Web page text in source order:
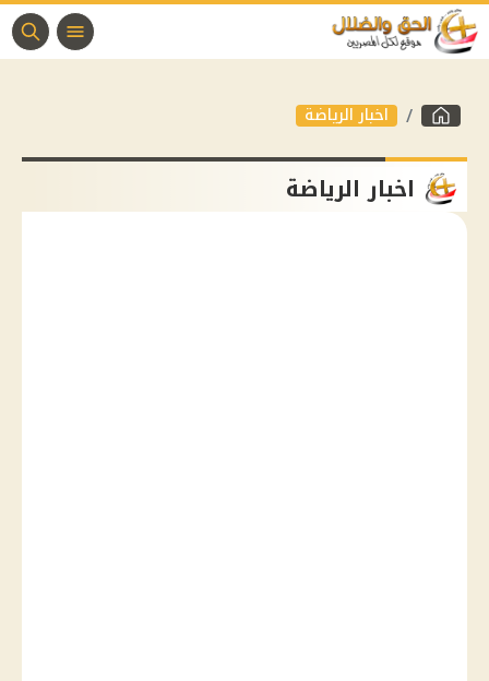
اخبار الرياضة
اخبار الرياضة